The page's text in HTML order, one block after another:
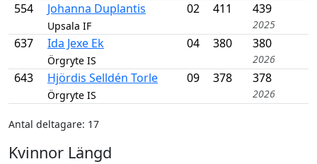
554 Johanna Duplantis
Upsala IF
02 411 439
2025
637 Ida Jexe Ek
Örgryte IS
04 380 380
2026
643 Hjördis Selldén Torle
Örgryte IS
09 378 378
2026
Antal deltagare: 17
Kvinnor Längd